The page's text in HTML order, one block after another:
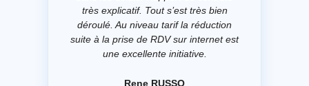
très explicatif. Tout s’est très bien
déroulé. Au niveau tarif la réduction
suite à la prise de RDV sur internet est
une excellente initiative.
Rene RUSSO